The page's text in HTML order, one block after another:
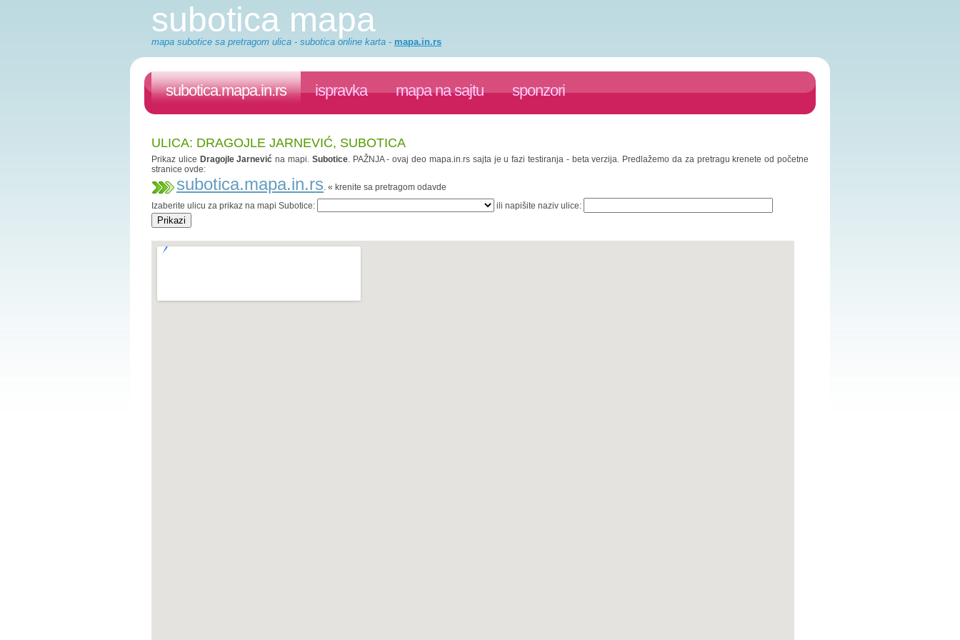
subotica mapa
mapa subotice sa pretragom ulica - subotica online karta - mapa.in.rs
subotica.mapa.in.rs ispravka mapa na sajtu sponzori
ULICA: DRAGOJLE JARNEVIĆ, SUBOTICA
Prikaz ulice Dragojle Jarnević na mapi. Subotice. PAŽNJA - ovaj deo mapa.in.rs sajta je u fazi testiranja - beta verzija. Predlažemo da za pretragu krenete od početne
stranice ovde:
subotica.mapa.in.rs. « krenite sa pretragom odavde
Izaberite ulicu za prikaz na mapi Subotice:
ili napišite naziv ulice: